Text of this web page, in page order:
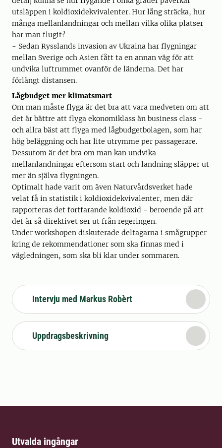
utsläppen i koldioxidekvivalenter. Hur lång sträcka, hur
många mellanlandningar och mellan vilka olika platser
har man flugit?
- Sedan Rysslands invasion av Ukraina har flygningar
mellan Sverige och Asien fått ta en annan väg för att
undvika luftrummet ovanför de länderna. Det har
förlängt distansen.
Lågbudget mer klimatsmart
Om man måste flyga är det bra att vara medveten om att
det är bättre att flyga ekonomiklass än business class -
och allra bäst att flyga med lågbudgetbolagen, som har
hög beläggning och har lite utrymme per passagerare.
Dessutom är det bra om man kan undvika
mellanlandningar eftersom start och landning släpper ut
mer än själva flygningen.
Optimalt hade varit om även Naturvårdsverket hade
velat få in statistik i koldioxidekvivalenter, men där
rapporteras det fortfarande koldioxid - beroende på att
det är så direktivet ser ut från regeringen.
Under workshopen diskuterade deltagarna i smågrupper
kring de rekommendationer som ska finnas med i
vägledningen, som ska bli klar under sommaren.
Intervju med Markus Robèrt
Uppdragsbeskrivning
Utvalda ingångar